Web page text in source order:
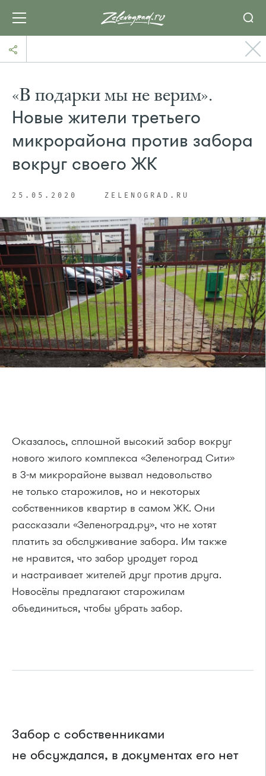
«В подарки мы не верим».
Новые жители третьего
микрорайона против забора
вокруг своего ЖК
25.05.2020 ZELENOGRAD.RU
Оказалось, сплошной высокий забор вокруг
нового жилого комплекса «Зеленоград Сити»
в 3-м микрорайоне вызвал недовольство
не только старожилов, но и некоторых
собственников квартир в самом ЖК. Они
рассказали «Зеленоград.ру», что не хотят
платить за обслуживание забора. Им также
не нравится, что забор уродует город
и настраивает жителей друг против друга.
Новосёлы предлагают старожилам
объединиться, чтобы убрать забор.
Забор с собственниками
не обсуждался, в документах его нет